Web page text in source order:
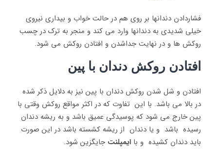
فشاردادن دندانها بر روی هم در حالت خواب و بیداری نیروی
خیلی شدیدی به دندانها وارد می کند و منجر به ترک در چسب
روکش ها و در نهایت جداشدن و افتادن روکش می شود.
افتادن روکش دندان با پین
افتادن و شل شدن روکش دندان با پین نیز به دلایل ذکر شده
در بالا می باشد. با این تفاوت که در اکثر مواقع روکش وقتی با
پین خارج می شود که پوسیدگی عمیق باشد و به ریشه دندان
رسیده باشد و یا دندان از ریشه کشسته باشد در این صورت
باید دندان کشیده و با ایمپلنت جایگزین شود.